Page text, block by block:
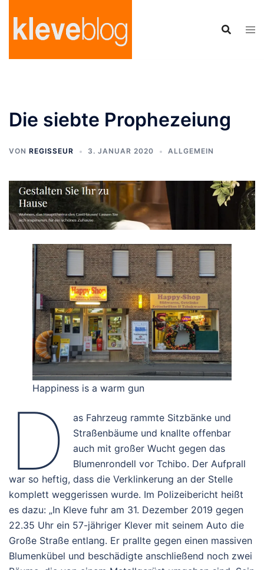
Inhalt
springen
Die siebte Prophezeiung
VON REGISSEUR 3. JANUAR 2020 ALLGEMEIN
Happiness is a warm gun
D
as Fahrzeug rammte Sitzbänke und
Straßenbäume und knallte offenbar
auch mit großer Wucht gegen das
Blumenrondell vor Tchibo. Der Aufprall
war so heftig, dass die Verklinkerung an der Stelle
komplett weggerissen wurde. Im Polizeibericht heißt
es dazu: „In Kleve fuhr am 31. Dezember 2019 gegen
22.35 Uhr ein 57-jähriger Klever mit seinem Auto die
Große Straße entlang. Er prallte gegen einen massiven
Blumenkübel und beschädigte anschließend noch zwei